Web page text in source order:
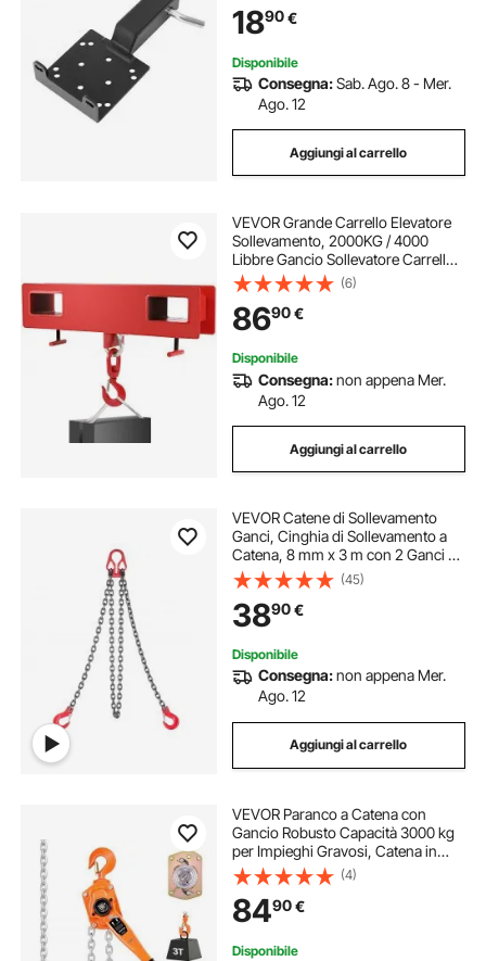
per Pick-Up ATV UTV, Nero
1890€
Disponibile
Consegna:Sab. Ago. 8 - Mer.
Ago. 12
Aggiungi al carrello
VEVOR Grande Carrello Elevatore
Sollevamento, 2000KG / 4000
Libbre Gancio Sollevatore Carrello
Elevatore a Larghezza Forcella 660
mm, Argano Sollevatore Gru Mobile
con Gancio Girevole
(6)
8690€
Disponibile
Consegna:non appena Mer.
Ago. 12
Aggiungi al carrello
VEVOR Catene di Sollevamento
Ganci, Cinghia di Sollevamento a
Catena, 8 mm x 3 m con 2 Ganci di
Presa, Catena per Gru in Lega di
Acciaio G80, Capacità di 3,17 T, per
Traino Sicurezza del Carico
(45)
3890€
Disponibile
Consegna:non appena Mer.
Ago. 12
Aggiungi al carrello
VEVOR Paranco a Catena con
Gancio Robusto Capacità 3000 kg
per Impieghi Gravosi, Catena in
Lega di Acciaio G80 con
Sollevamento 6 m e Freno
Meccanico a Doppio Nottolino,
Ganci Rotanti, per Magazzino
(4)
8490€
Disponibile